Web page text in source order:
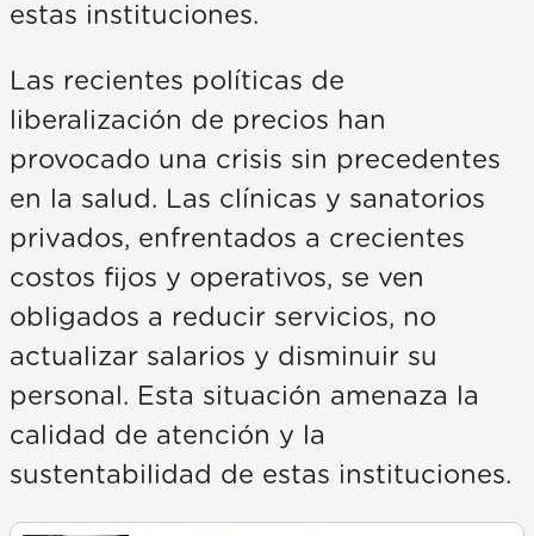
estas instituciones.
Las recientes políticas de
liberalización de precios han
provocado una crisis sin precedentes
en la salud. Las clínicas y sanatorios
privados, enfrentados a crecientes
costos fijos y operativos, se ven
obligados a reducir servicios, no
actualizar salarios y disminuir su
personal. Esta situación amenaza la
calidad de atención y la
sustentabilidad de estas instituciones.